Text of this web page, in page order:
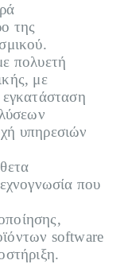
της
πολυετή
με
εγκατάσταση
υπηρεσιών
που
software